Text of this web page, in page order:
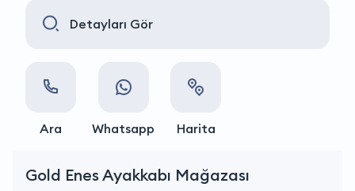
Detayları Gör
Ara Whatsapp Harita
Gold Enes Ayakkabı Mağazası